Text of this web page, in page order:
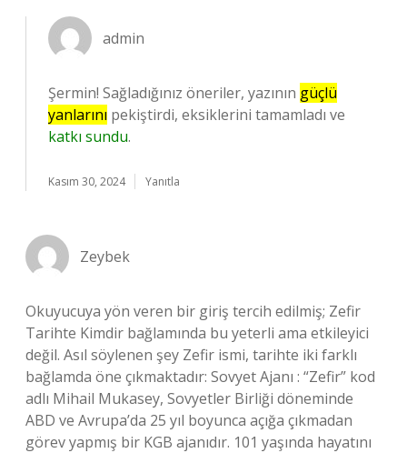
admin
Şermin! Sağladığınız öneriler, yazının güçlü
yanlarını pekiştirdi, eksiklerini tamamladı ve
katkı sundu.
Kasım 30, 2024 Yanıtla
Zeybek
Okuyucuya yön veren bir giriş tercih edilmiş; Zefir
Tarihte Kimdir bağlamında bu yeterli ama etkileyici
değil. Asıl söylenen şey Zefir ismi, tarihte iki farklı
bağlamda öne çıkmaktadır: Sovyet Ajanı : “Zefir” kod
adlı Mihail Mukasey, Sovyetler Birliği döneminde
ABD ve Avrupa’da 25 yıl boyunca açığa çıkmadan
görev yapmış bir KGB ajanıdır. 101 yaşında hayatını